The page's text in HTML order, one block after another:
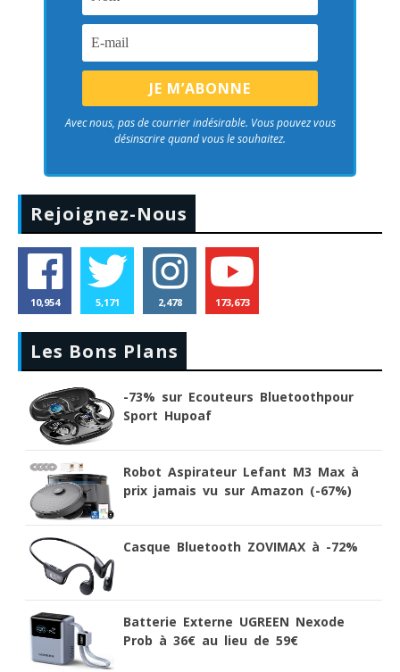
Avec nous, pas de courrier indésirable. Vous pouvez vous
désinscrire quand vous le souhaitez.
Rejoignez-Nous
10,954 5,171 2,478 173,673
Les Bons Plans
-73% sur Ecouteurs Bluetoothpour
Sport Hupoaf
Robot Aspirateur Lefant M3 Max à
prix jamais vu sur Amazon (-67%)
Casque Bluetooth ZOVIMAX à -72%
Batterie Externe UGREEN Nexode
Prob à 36€ au lieu de 59€